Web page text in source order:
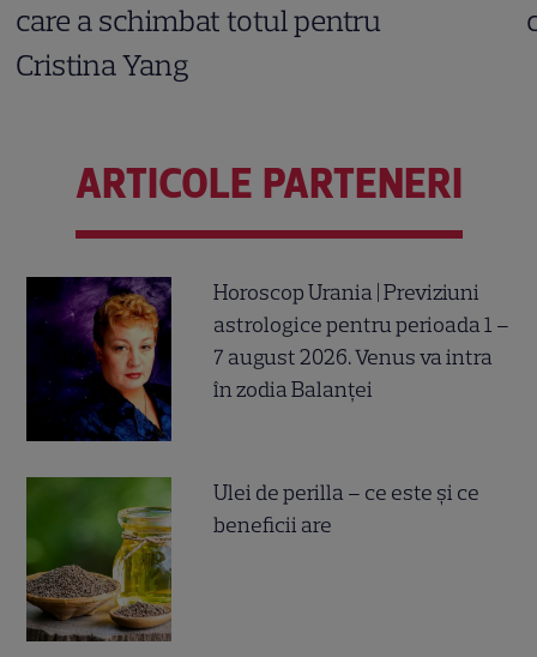
care a schimbat totul pentru
Cristina Yang
ARTICOLE PARTENERI
Horoscop Urania | Previziuni
astrologice pentru perioada 1 –
7 august 2026. Venus va intra
în zodia Balanței
Ulei de perilla – ce este și ce
beneficii are